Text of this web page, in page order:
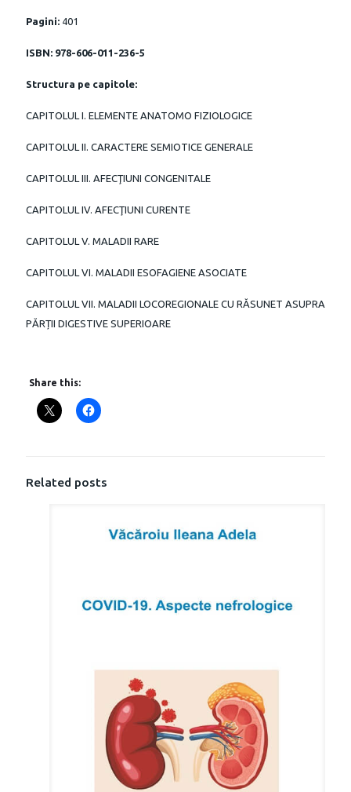
Pagini: 401
ISBN: 978-606-011-236-5
Structura pe capitole:
CAPITOLUL I. ELEMENTE ANATOMO FIZIOLOGICE
CAPITOLUL II. CARACTERE SEMIOTICE GENERALE
CAPITOLUL III. AFECŢIUNI CONGENITALE
CAPITOLUL IV. AFECŢIUNI CURENTE
CAPITOLUL V. MALADII RARE
CAPITOLUL VI. MALADII ESOFAGIENE ASOCIATE
CAPITOLUL VII. MALADII LOCOREGIONALE CU RĂSUNET ASUPRA
PĂRȚII DIGESTIVE SUPERIOARE
Share this:
Related posts